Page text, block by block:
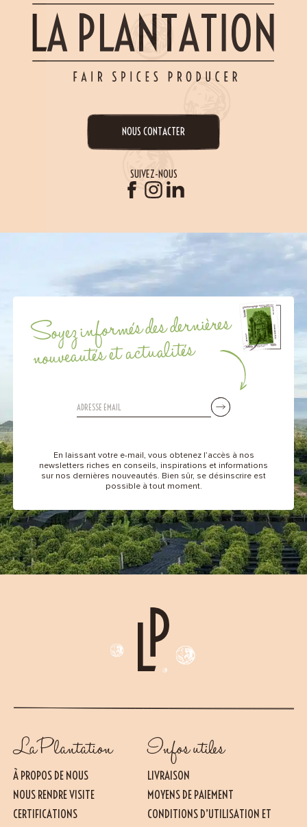
NOUS CONTACTER
SUIVEZ-NOUS
Soyez informés des dernières
nouveautés et actualités
En laissant votre e-mail, vous obtenez l’accès à nos
newsletters riches en conseils, inspirations et informations
sur nos dernières nouveautés. Bien sûr, se désinscrire est
possible à tout moment.
La Plantation
À PROPOS DE NOUS
NOUS RENDRE VISITE
CERTIFICATIONS
Infos utiles
LIVRAISON
MOYENS DE PAIEMENT
CONDITIONS D’UTILISATION ET